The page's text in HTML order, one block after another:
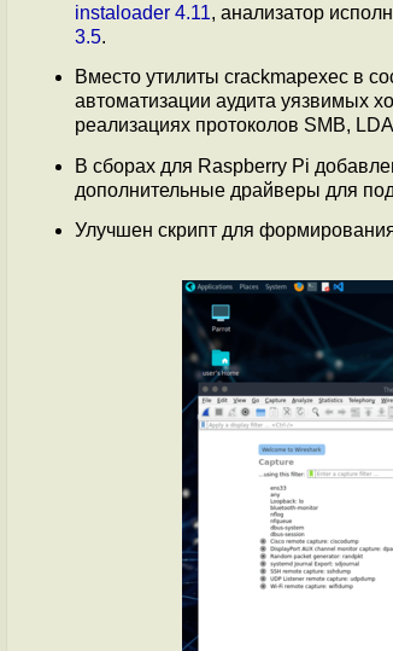
instaloader 4.11, анализатор
3.5.
Вместо утилиты crackmapexec в
автоматизации аудита уязвимых
реализациях протоколов SMB,
В сборах для Raspberry Pi
дополнительные драйверы для
Улучшен скрипт для